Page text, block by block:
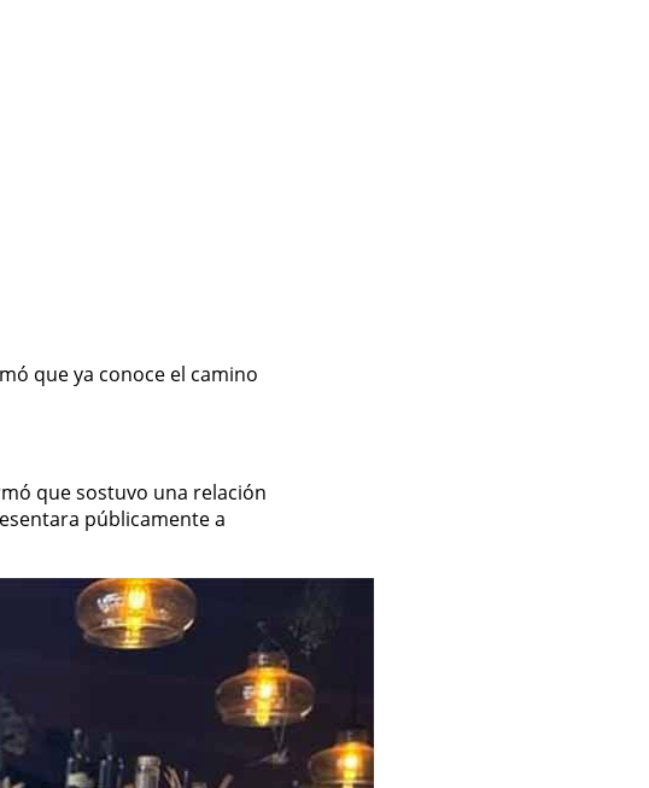
que ya conoce el camino
que sostuvo una relación
públicamente a